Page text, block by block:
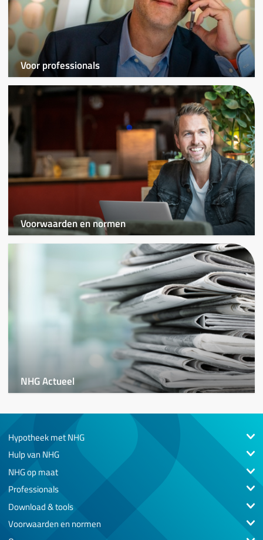
Voor professionals
Voorwaarden en normen
NHG Actueel
Hypotheek met NHG
Hulp van NHG
NHG op maat
Professionals
Download & tools
Voorwaarden en normen